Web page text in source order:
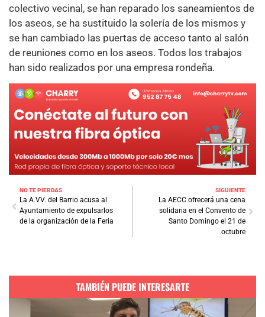
colectivo vecinal, se han reparado los saneamientos de
los aseos, se ha sustituido la solería de los mismos y
se han cambiado las puertas de acceso tanto al salón
de reuniones como en los aseos. Todos los trabajos
han sido realizados por una empresa rondeña.
NO TE PIERDAS
La A.VV. del Barrio acusa al
Ayuntamiento de expulsarlos
de la organización de la Feria
SIGUIENTE
La AECC ofrecerá una cena
solidaria en el Convento de
Santo Domingo el 21 de
octubre
TAMBIÉN PUEDE INTERESARTE